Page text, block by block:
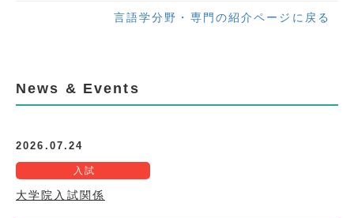
言語学分野・専門の紹介ページに戻る
News & Events
2026.07.24
入試
大学院入試関係